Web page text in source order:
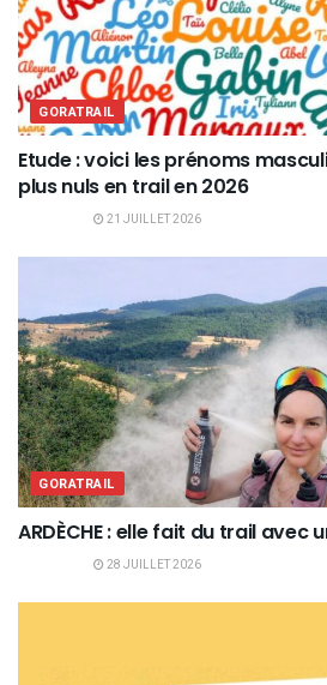
GORATRAIL
Etude : voici les prénoms
plus nuls en trail en 2026
21 JUILLET 2026
GORATRAIL
ARDÈCHE : elle fait du trail avec
28 JUILLET 2026